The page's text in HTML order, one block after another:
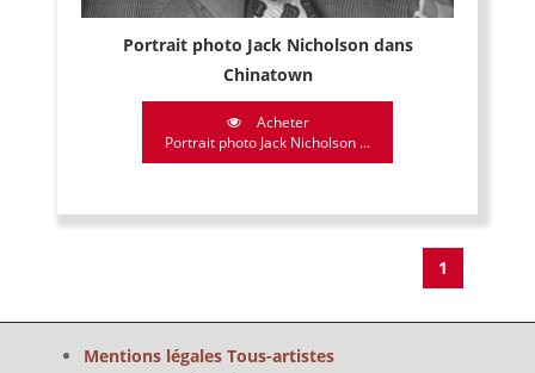
Portrait photo Jack Nicholson dans
Chinatown
Acheter
Portrait photo Jack Nicholson ...
1
Mentions légales Tous-artistes